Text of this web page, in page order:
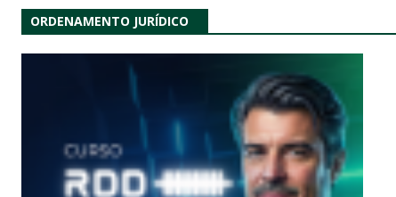
ORDENAMENTO JURÍDICO